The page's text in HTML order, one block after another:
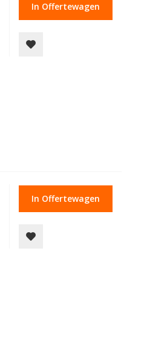
In Offertewagen
In Offertewagen